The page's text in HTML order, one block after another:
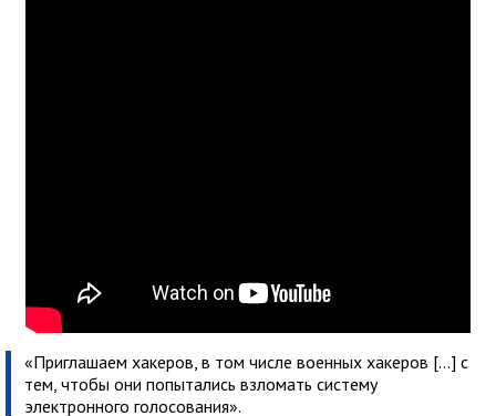
«Приглашаем хакеров, в том числе военных хакеров [...] с
тем, чтобы они попытались взломать систему
электронного голосования».